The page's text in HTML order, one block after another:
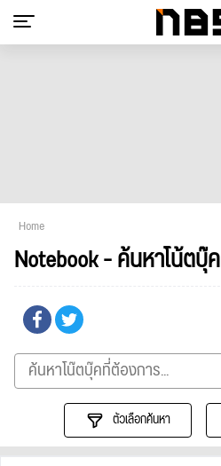
Home
Notebook - ค้นหาโน้ตบุ๊ค
ตัวเลือกค้นหา